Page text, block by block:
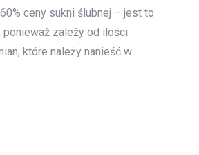
ceny sukni ślubnej – jest to
ponieważ zależy od ilości
które należy nanieść w